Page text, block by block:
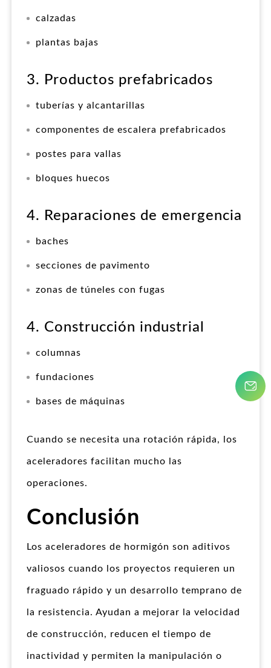
calzadas
plantas bajas
3. Productos prefabricados
tuberías y alcantarillas
componentes de escalera prefabricados
postes para vallas
bloques huecos
4. Reparaciones de emergencia
baches
secciones de pavimento
zonas de túneles con fugas
4. Construcción industrial
columnas
fundaciones
bases de máquinas
Cuando se necesita una rotación rápida, los
aceleradores facilitan mucho las
operaciones.
Conclusión
Los aceleradores de hormigón son aditivos
valiosos cuando los proyectos requieren un
fraguado rápido y un desarrollo temprano de
la resistencia. Ayudan a mejorar la velocidad
de construcción, reducen el tiempo de
inactividad y permiten la manipulación o